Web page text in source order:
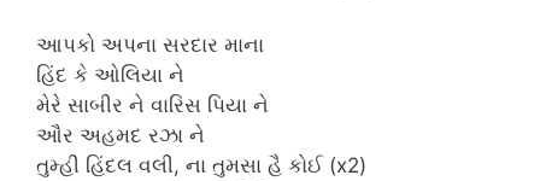
આપકો અપના સરદાર માના
હિંદ કે ઓલિયા ને
મેરે સાબીર ને વારિસ પિયા ને
ઔર અહમદ રઝા ને
તુમ્હી હિંદલ વલી, ના તુમસા હૈ કોઈ (x2)